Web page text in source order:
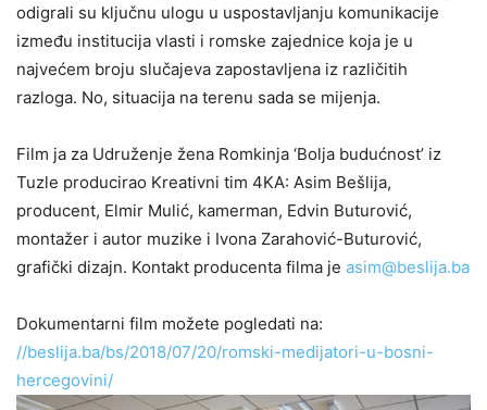
odigrali su ključnu ulogu u uspostavljanju komunikacije
između institucija vlasti i romske zajednice koja je u
najvećem broju slučajeva zapostavljena iz različitih
razloga. No, situacija na terenu sada se mijenja.
Film ja za Udruženje žena Romkinja ‘Bolja budućnost’ iz
Tuzle producirao Kreativni tim 4KA: Asim Bešlija,
producent, Elmir Mulić, kamerman, Edvin Buturović,
montažer i autor muzike i Ivona Zarahović-Buturović,
grafički dizajn. Kontakt producenta filma je asim@beslija.ba
Dokumentarni film možete pogledati na:
//beslija.ba/bs/2018/07/20/romski-medijatori-u-bosni-
hercegovini/